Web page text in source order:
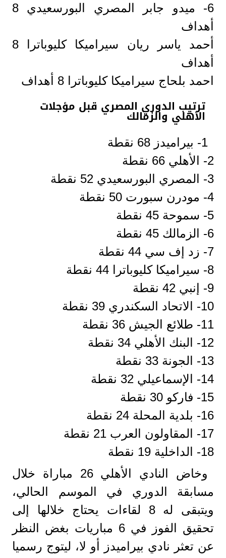
6- ميدو جابر المصري البورسعيدي 8
أهداف
أحمد ياسر ريان سيراميكا كليوباترا 8
أهداف
احمد بلحاج سيراميكا كليوباترا 8 أهداف
ترتيب الدوري المصري قبل مؤجلات
الأهلي والزمالك
1- بيراميدز 68 نقطة
2- الأهلي 66 نقطة
3- المصري البورسعيدي 52 نقطة
4- مودرن سبورت 50 نقطة
5- سموحة 45 نقطة
6- الزمالك 45 نقطة
7- زد إف سي 44 نقطة
8- سيراميكا كليوباترا 44 نقطة
9- إنبي 42 نقطة
10- الاتحاد السكندري 39 نقطة
11- طلائع الجيش 36 نقطة
12- البنك الأهلي 34 نقطة
13- الجونة 33 نقطة
14- الإسماعيلي 32 نقطة
15- فاركو 30 نقطة
16- بلدية المحلة 24 نقطة
17- المقاولون العرب 21 نقطة
18- الداخلية 19 نقطة
وخاض النادي الأهلي 26 مباراة خلال
مسابقة الدوري في الموسم الحالي،
ويتبقى له 8 لقاءات يحتاج خلالها إلى
تحقيق الفوز في 6 مباريات بغض النظر
عن تعثر نادي بيراميدز أو لا، ليتوج رسميا